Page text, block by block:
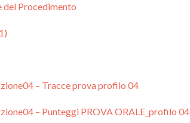
del Procedimento
– Tracce prova profilo 04
– Punteggi PROVA ORALE_profilo 04